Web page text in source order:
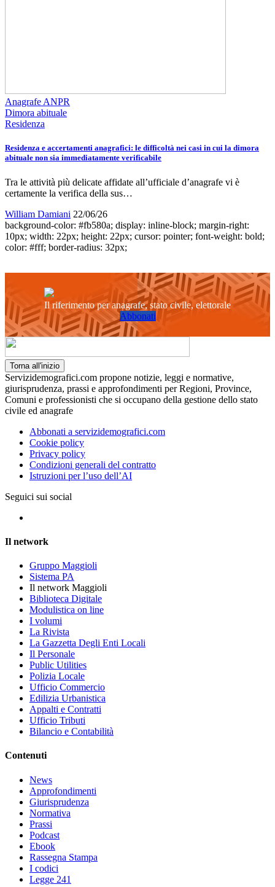
Anagrafe ANPR
Dimora abituale
Residenza
Residenza e accertamenti anagrafici: le difficoltà nei casi in cui la dimora
abituale non sia immediatamente verificabile
Tra le attività più delicate affidate all’ufficiale d’anagrafe vi è
certamente la verifica della sus…
William Damiani 22/06/26
background-color: #fb580a; display: inline-block; margin-right:
10px; width: 22px; height: 22px; cursor: pointer; font-weight: bold;
color: #fff; border-radius: 32px;
Il riferimento per anagrafe, stato civile, elettorale
Abbonati
Torna all'inizio
Servizidemografici.com propone notizie, leggi e normative,
giurisprudenza, prassi e approfondimenti per Regioni, Province,
Comuni e professionisti che si occupano della gestione dello stato
civile ed anagrafe
Abbonati a servizidemografici.com
Cookie policy
Privacy policy
Condizioni generali del contratto
Istruzioni per l’uso dell’AI
Seguici sui social
Il network
Gruppo Maggioli
Sistema PA
Il network Maggioli
Biblioteca Digitale
Modulistica on line
I volumi
La Rivista
La Gazzetta Degli Enti Locali
Il Personale
Public Utilities
Polizia Locale
Ufficio Commercio
Edilizia Urbanistica
Appalti e Contratti
Ufficio Tributi
Bilancio e Contabilità
Contenuti
News
Approfondimenti
Giurisprudenza
Normativa
Prassi
Podcast
Ebook
Rassegna Stampa
I codici
Legge 241